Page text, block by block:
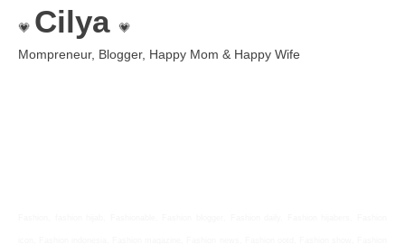
💗 Cilya
💗
Mompreneur, Blogger, Happy Mom & Happy Wife